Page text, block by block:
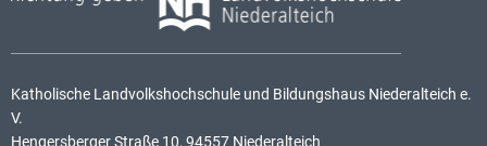
Katholische Landvolkshochschule und Bildungshaus Niederalteich e.
V.
Hengersberger Straße 10, 94557 Niederalteich